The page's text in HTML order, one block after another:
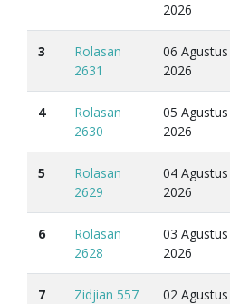
2026
3
Rolasan
2631
06 Agustus
2026
4
Rolasan
2630
05 Agustus
2026
5
Rolasan
2629
04 Agustus
2026
6
Rolasan
2628
03 Agustus
2026
7 Zidjian 557
02 Agustus